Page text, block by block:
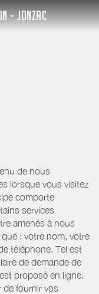
- JONZAC
de nous
lorsque vous visitez
comporte
services
amenés à nous
: votre nom, votre
téléphone. Tel est
de demande de
proposé en ligne.
de fournir vos